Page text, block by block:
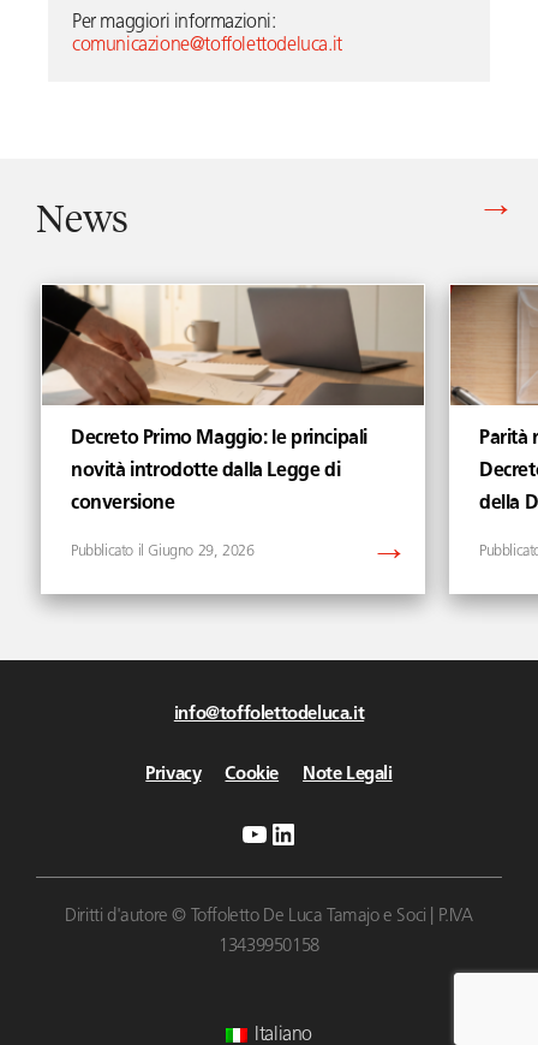
Per maggiori informazioni:
comunicazione@toffolettodeluca.it
News Vedi tutti gli articoli di News
Decreto Primo Maggio: le principali
novità introdotte dalla Legge di
conversione
Giugno 29, 2026
Parità
della
info@toffolettodeluca.it
Privacy Cookie Note Legali
YouTube
LinkedIn
Diritti d'autore © Toffoletto De Luca Tamajo e Soci | P.IVA
13439950158
Italiano